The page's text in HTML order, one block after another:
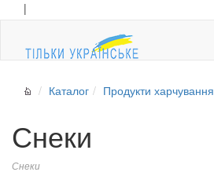
|
Каталог Продукти харчування
Снеки
Снеки